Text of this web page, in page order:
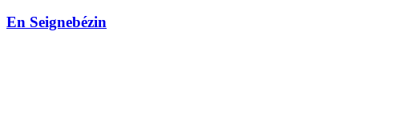
En Seignebézin